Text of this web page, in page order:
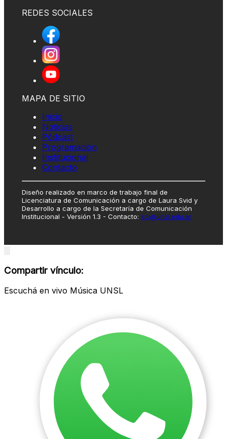
REDES SOCIALES
MAPA DE SITIO
Inicio
Noticias
Pódcast
Programación
Institucional
Contacto
Diseño realizado en marco de trabajo final de
Licenciatura de Comunicación a cargo de Laura Svid y
Desarrollo a cargo de la Secretaría de Comunicación
Institucional - Versión 1.3 - Contacto: sci@unsl.edu.ar
modal
Compartir vínculo:
Escuchá en vivo Música UNSL